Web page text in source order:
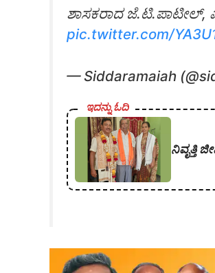
ಶಾಸಕರಾದ ಜೆ.ಟಿ.ಪಾಟೀಲ್,
pic.twitter.com/
— Siddaramaiah
ಇದನ್ನು ಓದಿ
ನಿವೃತ್ತಿ